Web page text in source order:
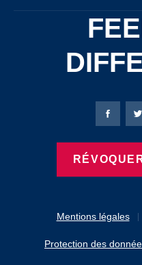
Mentions légales
Protection des
Page